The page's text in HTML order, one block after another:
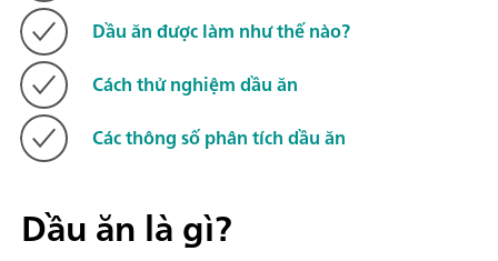
Dầu ăn được làm như thế nào?
Cách thử nghiệm dầu ăn
Các thông số phân tích dầu ăn
Dầu ăn là gì?